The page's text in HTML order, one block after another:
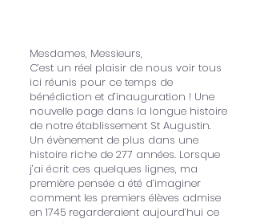
Mesdames, Messieurs,
C’est un réel plaisir de nous voir tous
ici réunis pour ce temps de
bénédiction et d’inauguration ! Une
nouvelle page dans la longue histoire
de notre établissement St Augustin.
Un évènement de plus dans une
histoire riche de 277 années. Lorsque
j’ai écrit ces quelques lignes, ma
première pensée a été d’imaginer
comment les premiers élèves admise
en 1745 regarderaient aujourd’hui ce